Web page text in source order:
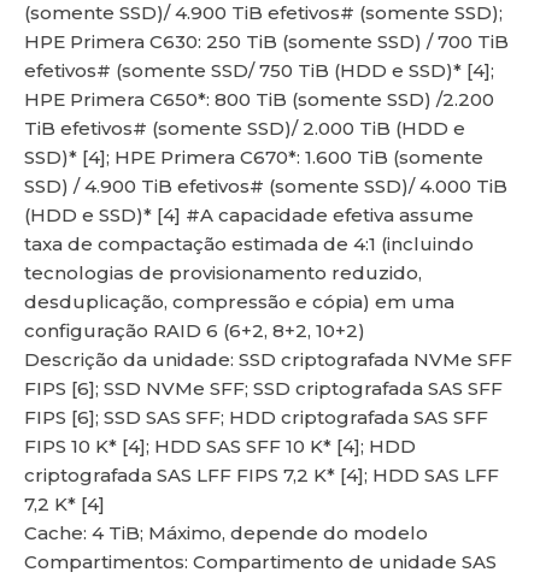
(somente SSD)/ 4.900 TiB efetivos# (somente SSD);
HPE Primera C630: 250 TiB (somente SSD) / 700 TiB
efetivos# (somente SSD/ 750 TiB (HDD e SSD)* [4];
HPE Primera C650*: 800 TiB (somente SSD) /2.200
TiB efetivos# (somente SSD)/ 2.000 TiB (HDD e
SSD)* [4]; HPE Primera C670*: 1.600 TiB (somente
SSD) / 4.900 TiB efetivos# (somente SSD)/ 4.000 TiB
(HDD e SSD)* [4] #A capacidade efetiva assume
taxa de compactação estimada de 4:1 (incluindo
tecnologias de provisionamento reduzido,
desduplicação, compressão e cópia) em uma
configuração RAID 6 (6+2, 8+2, 10+2)
Descrição da unidade: SSD criptografada NVMe SFF
FIPS [6]; SSD NVMe SFF; SSD criptografada SAS SFF
FIPS [6]; SSD SAS SFF; HDD criptografada SAS SFF
FIPS 10 K* [4]; HDD SAS SFF 10 K* [4]; HDD
criptografada SAS LFF FIPS 7,2 K* [4]; HDD SAS LFF
7,2 K* [4]
Cache: 4 TiB; Máximo, depende do modelo
Compartimentos: Compartimento de unidade SAS